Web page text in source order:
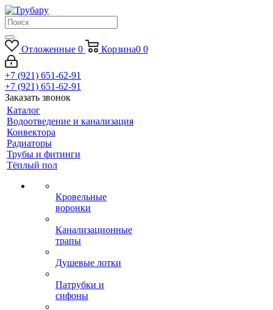
Отложенные 0 Корзина0 0
+7 (921) 651-62-91
+7 (921) 651-62-91
Заказать звонок
Каталог
Водоотведение и канализация
Конвектора
Радиаторы
Трубы и фитинги
Тёплый пол
Кровельные
воронки
Канализационные
трапы
Душевые лотки
Патрубки и
сифоны